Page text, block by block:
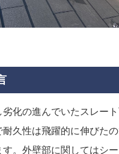
劣化の進んでいたスレー
久性は飛躍的に伸びた
す。外壁部に関してはシ